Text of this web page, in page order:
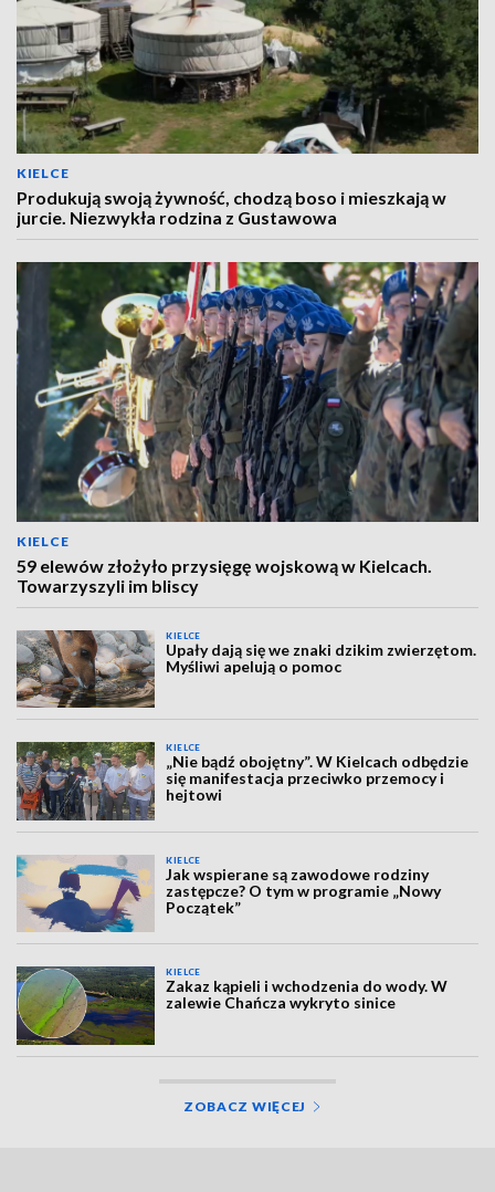
KIELCE
Produkują swoją żywność, chodzą boso i mieszkają w
jurcie. Niezwykła rodzina z Gustawowa
KIELCE
59 elewów złożyło przysięgę wojskową w Kielcach.
Towarzyszyli im bliscy
KIELCE
Upały dają się we znaki dzikim zwierzętom.
Myśliwi apelują o pomoc
KIELCE
„Nie bądź obojętny”. W Kielcach odbędzie
się manifestacja przeciwko przemocy i
hejtowi
KIELCE
Jak wspierane są zawodowe rodziny
zastępcze? O tym w programie „Nowy
Początek”
KIELCE
Zakaz kąpieli i wchodzenia do wody. W
zalewie Chańcza wykryto sinice
ZOBACZ WIĘCEJ